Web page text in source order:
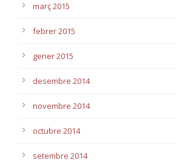
març 2015
febrer 2015
gener 2015
desembre 2014
novembre 2014
octubre 2014
setembre 2014